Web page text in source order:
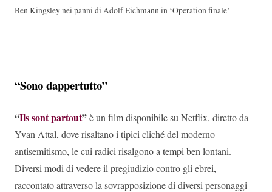
Ben Kingsley nei panni di Adolf Eichmann in ‘Operation finale’
“Sono dappertutto”
“Ils sont partout”è un film disponibile su Netflix, diretto da
Yvan Attal, dove risaltano i tipici cliché del moderno
antisemitismo, le cui radici risalgono a tempi ben lontani.
Diversi modi di vedere il pregiudizio contro gli ebrei,
raccontato attraverso la sovrapposizione di diversi personaggi